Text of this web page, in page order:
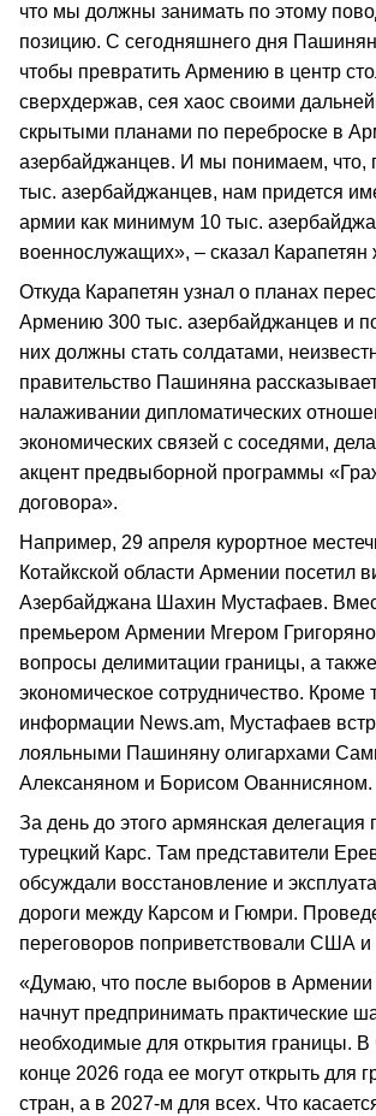
что мы должны занимать по этому
позицию. С сегодняшнего дня Пашинян
чтобы превратить Армению в центр
сверхдержав, сея хаос своими
скрытыми планами по переброске в
азербайджанцев. И мы понимаем, что,
тыс. азербайджанцев, нам придется
армии как минимум 10 тыс.
военнослужащих», – сказал Карапетян
Откуда Карапетян узнал о планах
Армению 300 тыс. азербайджанцев и
них должны стать солдатами,
правительство Пашиняна
налаживании дипломатических
экономических связей с соседями,
акцент предвыборной программы
договора».
Например, 29 апреля курортное
Котайкской области Армении посетил
Азербайджана Шахин Мустафаев.
премьером Армении Мгером
вопросы делимитации границы, а
экономическое сотрудничество. Кроме
информации News.am, Мустафаев
лояльными Пашиняну олигархами
Алексаняном и Борисом Ованнисяном.
За день до этого армянская делегация
турецкий Карс. Там представители
обсуждали восстановление и
дороги между Карсом и Гюмри.
переговоров поприветствовали США
«Думаю, что после выборов в Армении
начнут предпринимать практические
необходимые для открытия границы. В
конце 2026 года ее могут открыть для
стран, а в 2027-м для всех. Что